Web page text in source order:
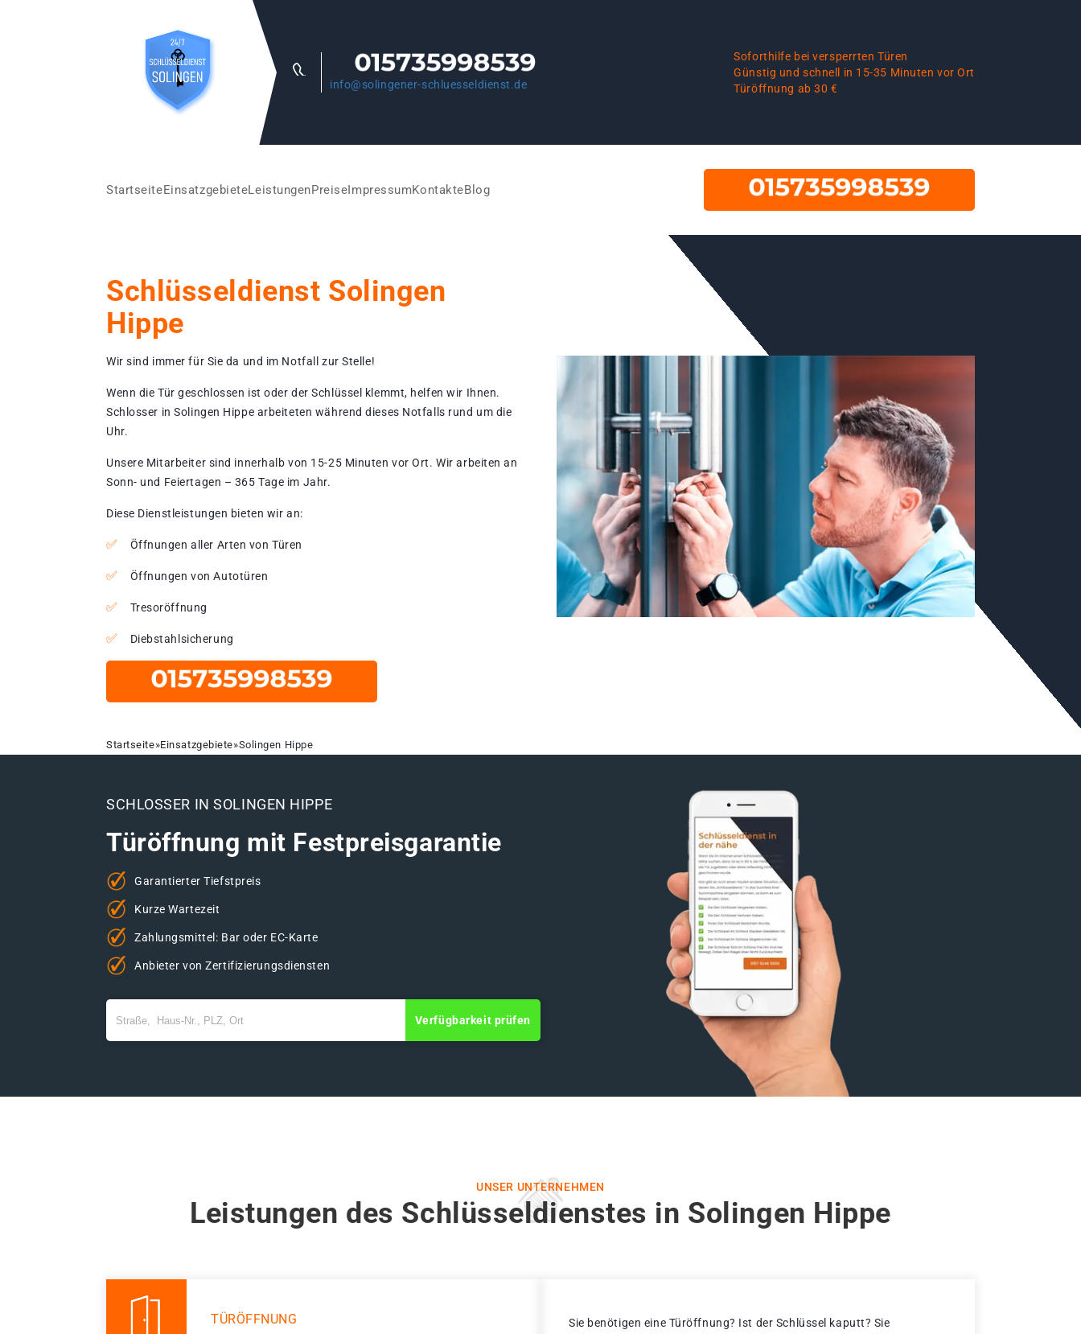
info@solingener-schluesseldienst.de
Soforthilfe bei versperrten Türen
Günstig und schnell in 15-35 Minuten vor Ort
Türöffnung ab 30 €
StartseiteEinsatzgebieteLeistungenPreiseImpressumKontakteBlog
Schlüsseldienst Solingen
Hippe
Wir sind immer für Sie da und im Notfall zur Stelle!
Wenn die Tür geschlossen ist oder der Schlüssel klemmt, helfen wir Ihnen.
Schlosser in Solingen Hippe arbeiteten während dieses Notfalls rund um die
Uhr.
Unsere Mitarbeiter sind innerhalb von 15-25 Minuten vor Ort. Wir arbeiten an
Sonn- und Feiertagen – 365 Tage im Jahr.
Diese Dienstleistungen bieten wir an:
Öffnungen aller Arten von Türen
Öffnungen von Autotüren
Tresoröffnung
Diebstahlsicherung
Startseite»Einsatzgebiete»Solingen Hippe
SCHLOSSER IN SOLINGEN HIPPE
Türöffnung mit Festpreisgarantie
Garantierter Tiefstpreis
Kurze Wartezeit
Zahlungsmittel: Bar oder EC-Karte
Anbieter von Zertifizierungsdiensten
Verfügbarkeit prüfen
UNSER UNTERNEHMEN
Leistungen des Schlüsseldienstes in Solingen Hippe
TÜRÖFFNUNG
Sie benötigen eine Türöffnung? Ist der Schlüssel kaputt? Sie